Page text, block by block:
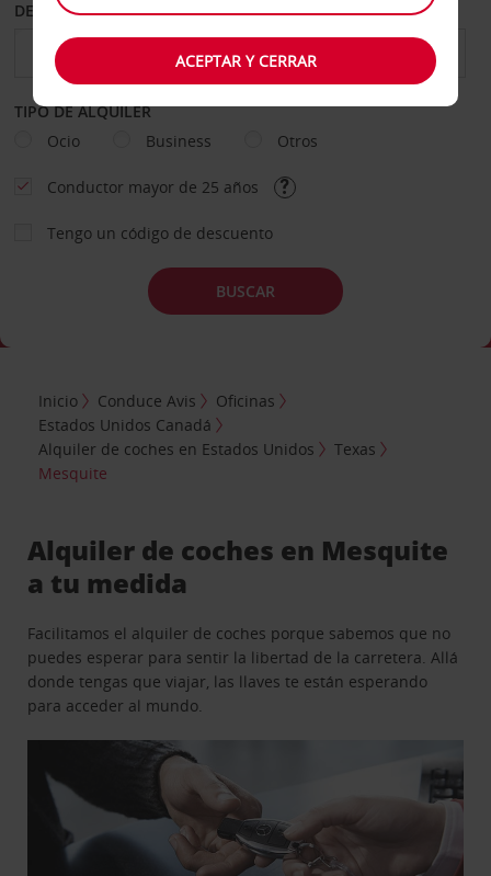
DESDE HASTA
TIPO DE ALQUILER
Ocio
Business Otros
Conductor mayor de 25 años
Tengo un código de descuento
BUSCAR
Inicio Conduce Avis
Oficinas
Estados Unidos Canadá
Alquiler de coches en Estados Unidos
Texas
Mesquite
Alquiler de coches en Mesquite
a tu medida
Facilitamos el alquiler de coches porque sabemos que no
puedes esperar para sentir la libertad de la carretera. Allá
donde tengas que viajar, las llaves te están esperando
para acceder al mundo.
ACEPTAR Y CERRAR